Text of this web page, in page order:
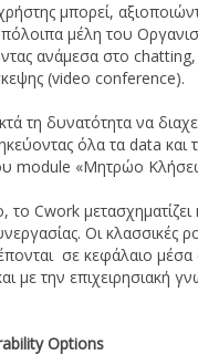
μπορεί,
μέλη του
ανάμεσα στο chatting,
(video conference).
τη δυνατότητα να
όλα τα data και
module «Μητρώο
Cwork
Οι
σε κεφάλαιο
με την επιχειρησιακή
Options